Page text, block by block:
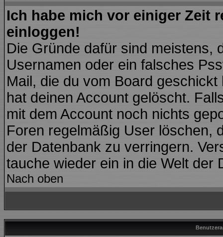
Ich habe mich vor einiger Zeit
einloggen!
Die Gründe dafür sind meistens,
Usernamen oder ein falsches
Mail, die du vom Board
hat deinen Account gelöscht.
mit dem Account noch nichts
Foren regelmäßig User löschen,
der Datenbank zu verringern.
tauche wieder ein in die Welt der
Nach oben